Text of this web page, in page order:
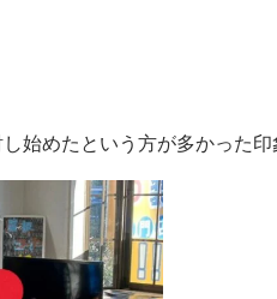
始めたという方が多かった印